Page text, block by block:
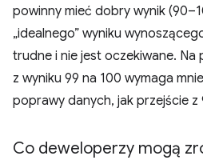
powinny mieć dobry wynik
„idealnego” wyniku
trudne i nie jest oczekiwane. Na
z wyniku 99 na 100 wymaga
poprawy danych, jak przejście z
Co deweloperzy mogą